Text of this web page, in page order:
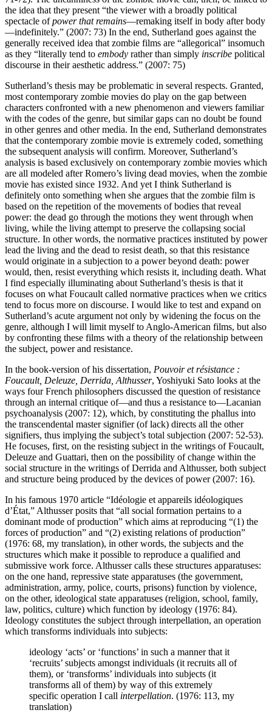
the idea that they present “the viewer with a broadly political
spectacle ofpower that remains—remaking itself in body after body
—indefinitely.” (2007: 73) In the end, Sutherland goes against the
generally received idea that zombie films are “allegorical” insomuch
as they “literally tend to embody rather than simply inscribe political
discourse in their aesthetic address.” (2007: 75)
Sutherland’s thesis may be problematic in several respects. Granted,
most contemporary zombie movies do play on the gap between
characters confronted with a new phenomenon and viewers familiar
with the codes of the genre, but similar gaps can no doubt be found
in other genres and other media. In the end, Sutherland demonstrates
that the contemporary zombie movie is extremely coded, something
the subsequent analysis will confirm. Moreover, Sutherland’s
analysis is based exclusively on contemporary zombie movies which
are all modeled after Romero’s living dead movies, when the zombie
movie has existed since 1932. And yet I think Sutherland is
definitely onto something when she argues that the zombie film is
based on the repetition of the movements of bodies that reveal
power: the dead go through the motions they went through when
living, while the living attempt to preserve the collapsing social
structure. In other words, the normative practices instituted by power
lead the living and the dead to resist death, so that this resistance
would originate in a subjection to a power beyond death: power
would, then, resist everything which resists it, including death. What
I find especially illuminating about Sutherland’s thesis is that it
focuses on what Foucault called normative practices when we critics
tend to focus more on discourse. I would like to test and expand on
Sutherland’s acute argument not only by widening the focus on the
genre, although I will limit myself to Anglo-American films, but also
by confronting these films with a theory of the relationship between
the subject, power and resistance.
In the book-version of his dissertation, Pouvoir et résistance :
Foucault, Deleuze, Derrida, Althusser, Yoshiyuki Sato looks at the
ways four French philosophers discussed the question of resistance
through an internal critique of—and thus a resistance to—Lacanian
psychoanalysis (2007: 12), which, by constituting the phallus into
the transcendental master signifier (of lack) directs all the other
signifiers, thus implying the subject’s total subjection (2007: 52-53).
He focuses, first, on the resisting subject in the writings of Foucault,
Deleuze and Guattari, then on the possibility of change within the
social structure in the writings of Derrida and Althusser, both subject
and structure being produced by the devices of power (2007: 16).
In his famous 1970 article “Idéologie et appareils idéologiques
d’État,” Althusser posits that “all social formation pertains to a
dominant mode of production” which aims at reproducing “(1) the
forces of production” and “(2) existing relations of production”
(1976: 68, my translation), in other words, the subjects and the
structures which make it possible to reproduce a qualified and
submissive work force. Althusser calls these structures apparatuses:
on the one hand, repressive state apparatuses (the government,
administration, army, police, courts, prisons) function by violence,
on the other, ideological state apparatuses (religion, school, family,
law, politics, culture) which function by ideology (1976: 84).
Ideology constitutes the subject through interpellation, an operation
which transforms individuals into subjects:
ideology ‘acts’ or ‘functions’ in such a manner that it
‘recruits’ subjects amongst individuals (it recruits all of
them), or ‘transforms’ individuals into subjects (it
transforms all of them) by way of this extremely
specific operation I call interpellation. (1976: 113, my
translation)